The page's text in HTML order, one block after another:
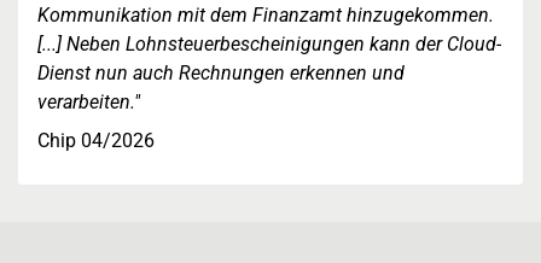
Kommunikation mit dem Finanzamt hinzugekommen.
[...] Neben Lohnsteuerbescheinigungen kann der Cloud-
Dienst nun auch Rechnungen erkennen und
verarbeiten."
Chip 04/2026